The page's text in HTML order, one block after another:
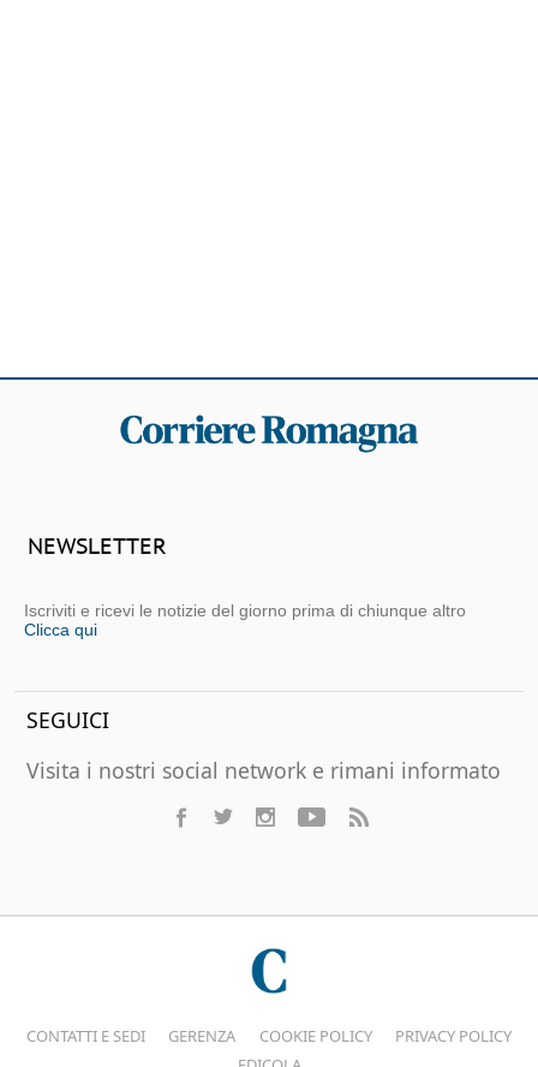
NEWSLETTER
Iscriviti e ricevi le notizie del giorno prima di chiunque altro
Clicca qui
SEGUICI
Visita i nostri social network e rimani informato
CONTATTI E SEDI GERENZA COOKIE POLICY
PRIVACY POLICY